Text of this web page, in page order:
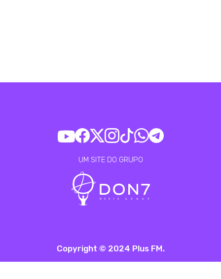
UM SITE DO GRUPO
Copyright © 2024 Plus FM.